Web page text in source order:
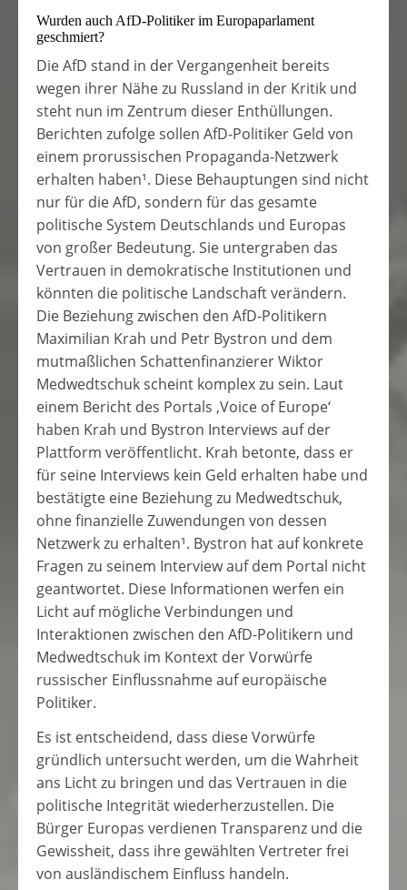
Wurden auch AfD-Politiker im Europaparlament
geschmiert?
Die AfD stand in der Vergangenheit bereits
wegen ihrer Nähe zu Russland in der Kritik und
steht nun im Zentrum dieser Enthüllungen.
Berichten zufolge sollen AfD-Politiker Geld von
einem prorussischen Propaganda-Netzwerk
erhalten haben¹. Diese Behauptungen sind nicht
nur für die AfD, sondern für das gesamte
politische System Deutschlands und Europas
von großer Bedeutung. Sie untergraben das
Vertrauen in demokratische Institutionen und
könnten die politische Landschaft verändern.
Die Beziehung zwischen den AfD-Politikern
Maximilian Krah und Petr Bystron und dem
mutmaßlichen Schattenfinanzierer Wiktor
Medwedtschuk scheint komplex zu sein. Laut
einem Bericht des Portals ‚Voice of Europe‘
haben Krah und Bystron Interviews auf der
Plattform veröffentlicht. Krah betonte, dass er
für seine Interviews kein Geld erhalten habe und
bestätigte eine Beziehung zu Medwedtschuk,
ohne finanzielle Zuwendungen von dessen
Netzwerk zu erhalten¹. Bystron hat auf konkrete
Fragen zu seinem Interview auf dem Portal nicht
geantwortet. Diese Informationen werfen ein
Licht auf mögliche Verbindungen und
Interaktionen zwischen den AfD-Politikern und
Medwedtschuk im Kontext der Vorwürfe
russischer Einflussnahme auf europäische
Politiker.
Es ist entscheidend, dass diese Vorwürfe
gründlich untersucht werden, um die Wahrheit
ans Licht zu bringen und das Vertrauen in die
politische Integrität wiederherzustellen. Die
Bürger Europas verdienen Transparenz und die
Gewissheit, dass ihre gewählten Vertreter frei
von ausländischem Einfluss handeln.